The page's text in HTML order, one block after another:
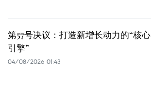
第57号决议：打造新增长动力的“核心
引擎”
04/08/2026 01:43